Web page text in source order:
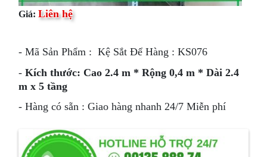
Giá: Liên hệ
- Mã Sản Phẩm : Kệ Sắt Để Hàng : KS076
-Kích thước: Cao 2.4 m * Rộng 0,4 m * Dài 2.4
m x 5 tầng
- Hàng có sẵn : Giao hàng nhanh 24/7 Miễn phí